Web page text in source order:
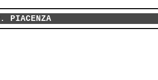
PIACENZA